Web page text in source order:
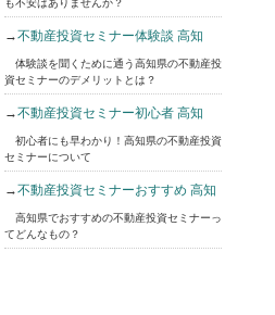
も不安はありませんか？
→不動産投資セミナー体験談 高知
体験談を聞くために通う高知県の不動産投
資セミナーのデメリットとは？
→不動産投資セミナー初心者 高知
初心者にも早わかり！高知県の不動産投資
セミナーについて
→不動産投資セミナーおすすめ 高知
高知県でおすすめの不動産投資セミナーっ
てどんなもの？